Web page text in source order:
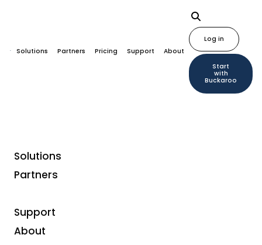
Solutions Partners Pricing Support About
Log in
Start
with
Buckaroo
Solutions
Partners
Support
About
betaaloplossing op